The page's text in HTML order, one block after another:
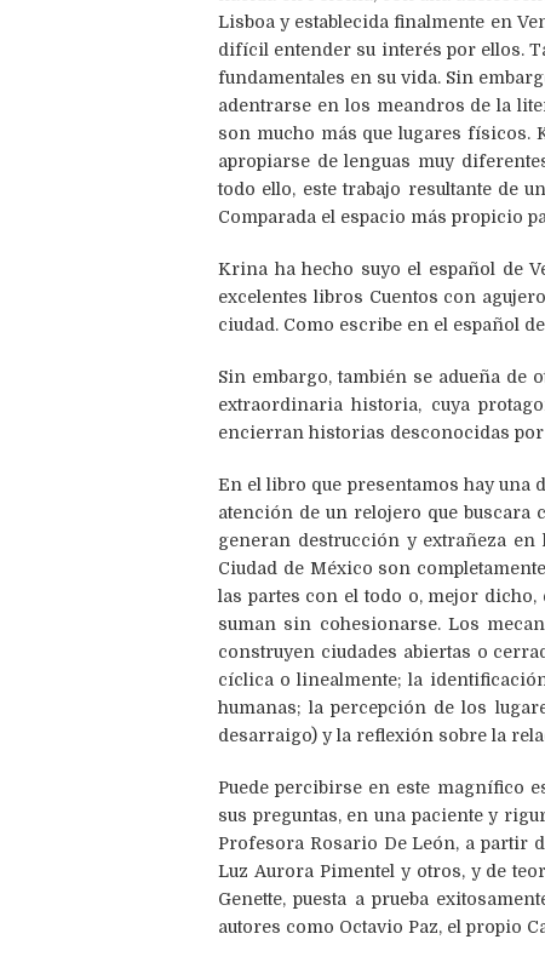
Lisboa y establecida finalmente en
difícil entender su interés por ellos.
fundamentales en su vida. Sin
adentrarse en los meandros de la
son mucho más que lugares físicos.
apropiarse de lenguas muy
todo ello, este trabajo resultante de
Comparada el espacio más propicio
Krina ha hecho suyo el español de
excelentes libros Cuentos con
ciudad. Como escribe en el español
Sin embargo, también se adueña de
extraordinaria historia, cuya
encierran historias desconocidas por
En el libro que presentamos hay una
atención de un relojero que buscara
generan destrucción y extrañeza
Ciudad de México son
las partes con el todo o, mejor
suman sin cohesionarse. Los
construyen ciudades abiertas o
cíclica o linealmente; la
humanas; la percepción de los
desarraigo) y la reflexión sobre la
Puede percibirse en este magnífico
sus preguntas, en una paciente y
Profesora Rosario De León, a partir
Luz Aurora Pimentel y otros, y de
Genette, puesta a prueba
autores como Octavio Paz, el propio